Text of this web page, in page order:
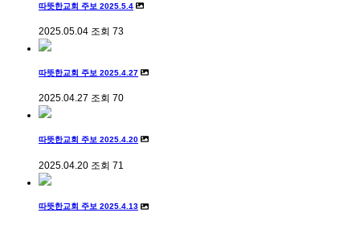
따뜻한교회 주보 2025.5.4
2025.05.04 조회 73
따뜻한교회 주보 2025.4.27
2025.04.27 조회 70
따뜻한교회 주보 2025.4.20
2025.04.20 조회 71
따뜻한교회 주보 2025.4.13